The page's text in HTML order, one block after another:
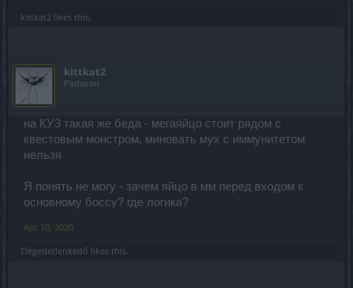
kittkat2 likes this.
kittkat2
Padavan
на КУ3 такая же беда - мегаяйцо стоит рядом с
квестовым монстром, миновать мух с иммунитетом
нельзя
Я понять не могу - зачем яйцо в мм перед входом к
основному боссу? где логика?
Apr 10, 2020
Elégedetlenkedő likes this.